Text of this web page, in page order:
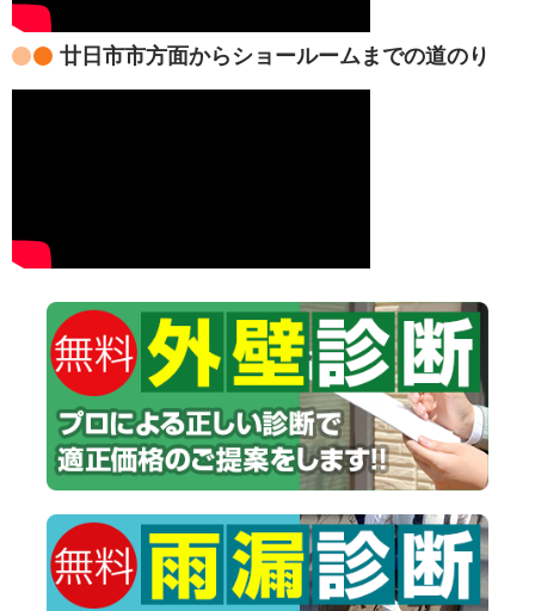
廿日市市方面からショールームまでの道のり